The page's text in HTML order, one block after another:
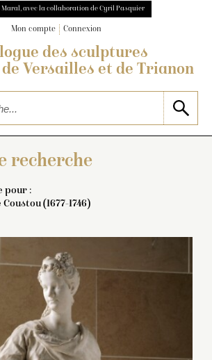
Maral, avec la collaboration de Cyril Pasquier
Mon compte Connexion
des sculptures
Versailles et de Trianon
recherche
pour :
(1677-1746)